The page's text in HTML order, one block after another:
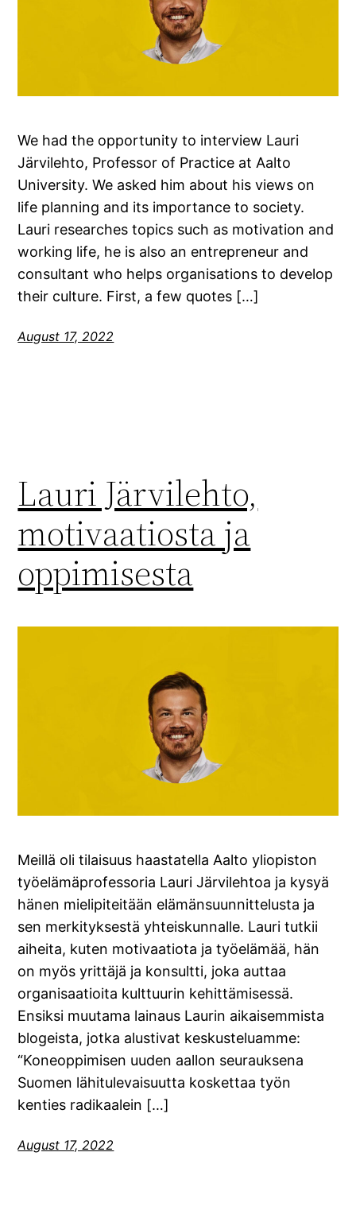
We had the opportunity to interview Lauri
Järvilehto, Professor of Practice at Aalto
University. We asked him about his views on
life planning and its importance to society.
Lauri researches topics such as motivation and
working life, he is also an entrepreneur and
consultant who helps organisations to develop
their culture. First, a few quotes […]
August 17, 2022
Lauri Järvilehto,
motivaatiosta ja
oppimisesta
Meillä oli tilaisuus haastatella Aalto yliopiston
työelämäprofessoria Lauri Järvilehtoa ja kysyä
hänen mielipiteitään elämänsuunnittelusta ja
sen merkityksestä yhteiskunnalle. Lauri tutkii
aiheita, kuten motivaatiota ja työelämää, hän
on myös yrittäjä ja konsultti, joka auttaa
organisaatioita kulttuurin kehittämisessä.
Ensiksi muutama lainaus Laurin aikaisemmista
blogeista, jotka alustivat keskusteluamme:
“Koneoppimisen uuden aallon seurauksena
Suomen lähitulevaisuutta koskettaa työn
kenties radikaalein […]
August 17, 2022